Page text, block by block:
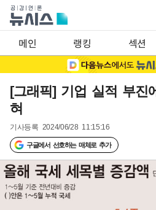
메인 랭킹 섹션
[그래픽] 기업 실적 부진
혀
기사등록 2024/06/28 11:15:16
구글에서 선호하는 매체로 추가